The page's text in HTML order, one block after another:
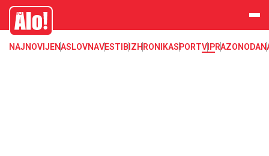
Estrada, poznati, VIP
Alo
NAJNOVIJENASLOVNAVESTI BIZHRONIKASPORTVIPRAZONODA